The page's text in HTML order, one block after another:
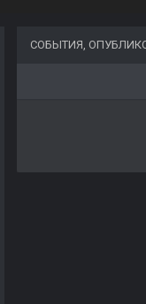
СОБЫТИЯ,